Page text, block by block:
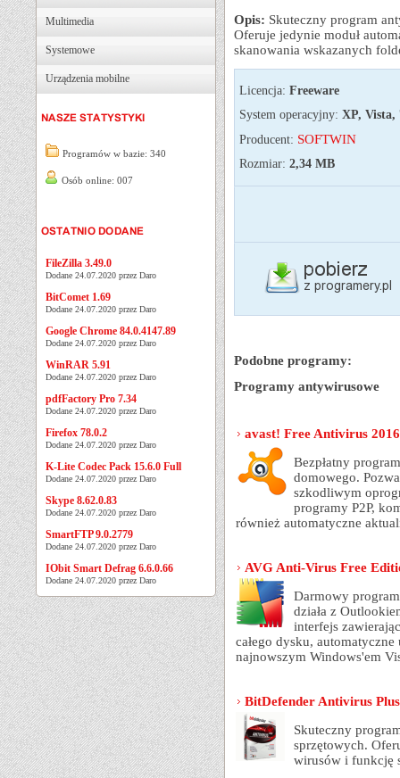
Multimedia
Systemowe
Urządzenia mobilne
Programów w bazie: 340
Osób online: 007
FileZilla 3.49.0
Dodane 24.07.2020 przez Daro
BitComet 1.69
Dodane 24.07.2020 przez Daro
Google Chrome 84.0.4147.89
Dodane 24.07.2020 przez Daro
WinRAR 5.91
Dodane 24.07.2020 przez Daro
pdfFactory Pro 7.34
Dodane 24.07.2020 przez Daro
Firefox 78.0.2
Dodane 24.07.2020 przez Daro
K-Lite Codec Pack 15.6.0 Full
Dodane 24.07.2020 przez Daro
Skype 8.62.0.83
Dodane 24.07.2020 przez Daro
SmartFTP 9.0.2779
Dodane 24.07.2020 przez Daro
IObit Smart Defrag 6.6.0.66
Dodane 24.07.2020 przez Daro
Opis: Skuteczny program
Oferuje jedynie moduł
skanowania wskazanych
Licencja: Freeware
System operacyjny: XP, Vista,
Producent: SOFTWIN
Rozmiar: 2,34 MB
Podobne programy:
Programy antywirusowe
avast! Free Antivirus
Bezpłatny
domowego.
szkodliwym
programy P2P,
również automatyczne
AVG Anti-Virus Free
Darmowy
działa z
interfejs
całego dysku,
najnowszym Windows'em
BitDefender Antivirus
Skuteczny
sprzętowych.
wirusów i funkcję